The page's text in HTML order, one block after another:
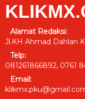
Alamat Redaksi:
Jl.KH Ahmad Dahlan
Telp:
081261866892, 0761
Email: